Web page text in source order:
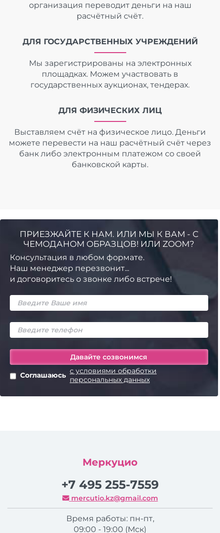
организация переводит деньги на наш
расчётный счёт.
ДЛЯ ГОСУДАРСТВЕННЫХ УЧРЕЖДЕНИЙ
Мы зарегистрированы на электронных
площадках. Можем участвовать в
государственных аукционах, тендерах.
ДЛЯ ФИЗИЧЕСКИХ ЛИЦ
Выставляем счёт на физическое лицо. Деньги
можете перевести на наш расчётный счёт через
банк либо электронным платежом со своей
банковской карты.
ПРИЕЗЖАЙТЕ К НАМ. ИЛИ МЫ К ВАМ - С
ЧЕМОДАНОМ ОБРАЗЦОВ! ИЛИ ZOOM?
Консультация в любом формате.
Наш менеджер перезвонит...
и договоритесь о звонке либо встрече!
Соглашаюсь с условиями обработки
персональных данных
Меркуцио
+7 495 255-7559
mercutio.kz@gmail.com
Время работы: пн-пт,
09:00 - 19:00 (Мск)